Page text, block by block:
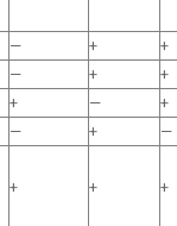
— +
+
— +
+
+ —
+
— +
—
+ + +